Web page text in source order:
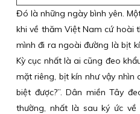
Đó là những ngày bình yên.
khi về thăm Việt Nam cứ hoài
mình đi ra ngoài đường là bịt
Kỳ cục nhất là ai cũng đeo
mặt riêng, bịt kín như vậy
biệt được?”. Dân miền Tây
thường, nhất là sau ký ức